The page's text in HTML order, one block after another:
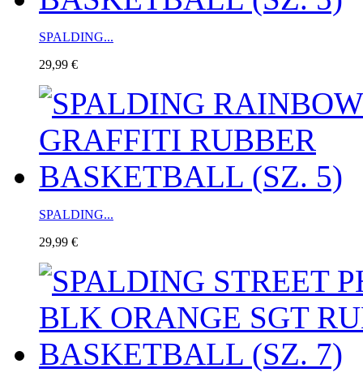
SPALDING...
29,99 €
SPALDING...
29,99 €